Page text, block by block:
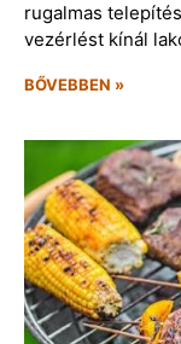
rugalmas
vezérlést kínál
BŐVEBBEN »